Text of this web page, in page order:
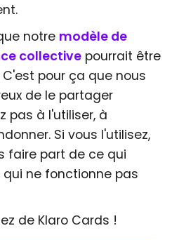
notre modèle de
collective pourrait être
pour ça que nous
de le partager
pas à l'utiliser, à
Si vous l'utilisez,
faire part de ce qui
ne fonctionne pas
de Klaro Cards !